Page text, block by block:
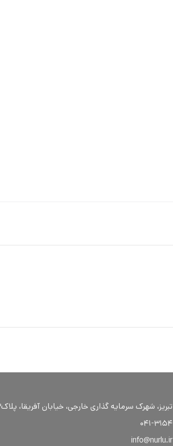
تبریز، شهرک سرمایه گذاری خارجی، خیابان آفریقا، پلاکC۱۰۳
۰۴۱-۳۱۵۴
info@nurlu.ir